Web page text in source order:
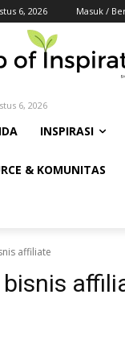
6, 2026 Masuk /
6, 2026
INSPIRASI
& KOMUNITAS
affiliate
bisnis